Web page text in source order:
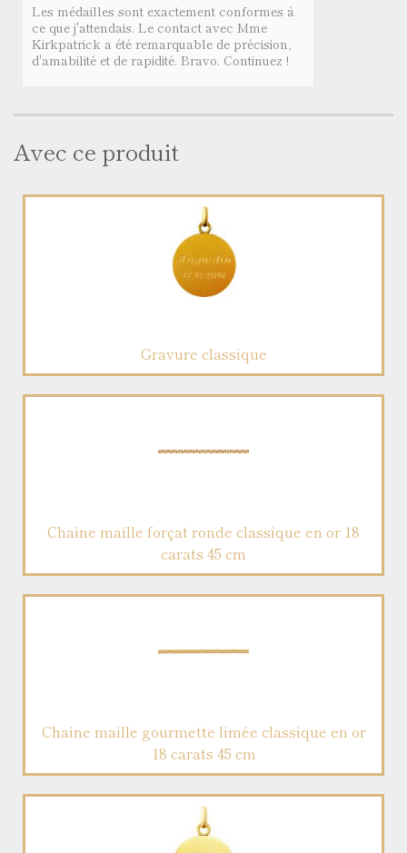
Les médailles sont exactement conformes à
ce que j'attendais. Le contact avec Mme
Kirkpatrick a été remarquable de précision,
d'amabilité et de rapidité. Bravo. Continuez !
Avec ce produit
Gravure classique
Chaine maille forçat ronde classique en or 18
carats 45 cm
Chaine maille gourmette limée classique en or
18 carats 45 cm